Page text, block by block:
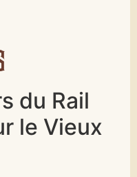
du Rail
le Vieux